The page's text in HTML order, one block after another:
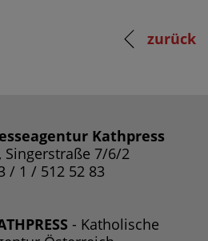
zurück
Kathpress
Singerstraße 7/6/2
/ 1 / 512 52 83
- Katholische